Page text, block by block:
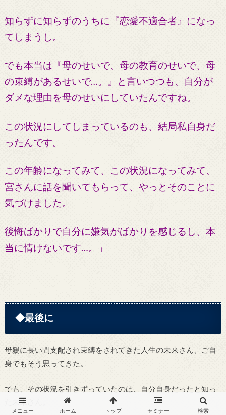
メニュー ホーム トップ セミナー 検索
知らずに知らずのうちに『恋愛不適合者』になっ
てしまうし。
でも本当は『母のせいで、母の教育のせいで、母
の束縛があるせいで…。』と言いつつも、自分が
ダメな理由を母のせいにしていたんですね。
この状況にしてしまっているのも、結局私自身だ
ったんです。
この年齢になってみて、この状況になってみて、
宮さんに話を聞いてもらって、やっとそのことに
気づけました。
後悔ばかりで自分に嫌気がばかりを感じるし、本
当に情けないです…。」
◆最後に
母親に長い間支配され束縛をされてきた人生の未来さん、ご自
身でもそう思ってきた。
でも、その状況を引きずっていたのは、自分自身だったと知っ
た未来さん。